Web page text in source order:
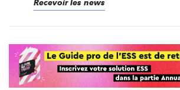
Recevoir les news